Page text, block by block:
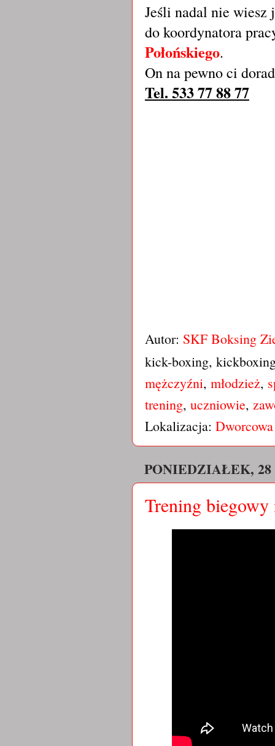
Jeśli nadal nie wiesz
do koordynatora
Połońskiego.
On na pewno ci
Tel. 533 77 88 77
Autor: SKF Boksing
kick-boxing,
mężczyźni, młodzież,
trening, uczniowie,
Lokalizacja:
PONIEDZIAŁEK, 28
Trening